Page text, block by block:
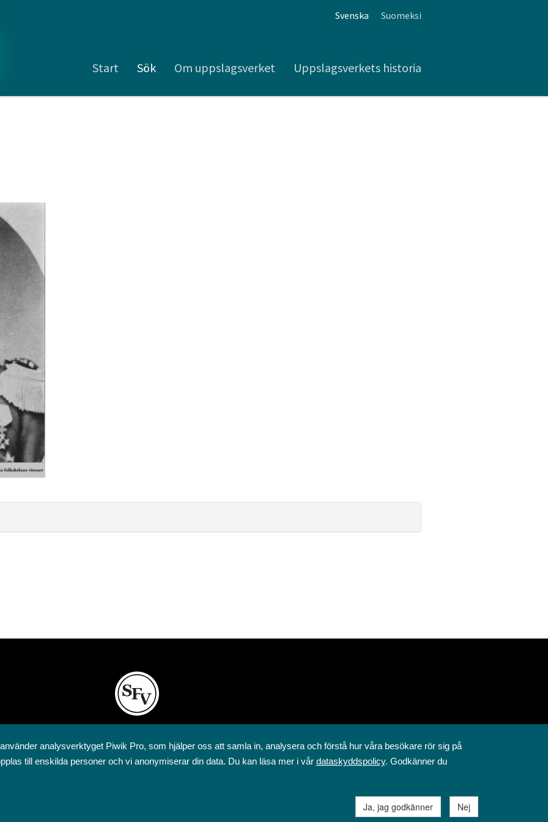
Svenska Suomeksi
Start Sök Om uppslagsverket Uppslagsverkets historia
Annegatan 12
00120 Helsingfors
analysverktyget Piwik Pro, som hjälper oss att samla in, analysera och förstå hur våra besökare rör sig på
till enskilda personer och vi anonymiserar din data. Du kan läsa mer i vår dataskyddspolicy. Godkänner du
Ja, jag godkänner Nej